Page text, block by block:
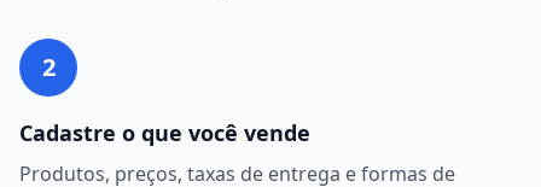
2
Cadastre o que você vende
Produtos, preços, taxas de entrega e formas de